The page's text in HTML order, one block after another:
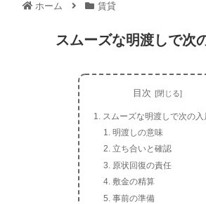
ホーム 賃貸
スムーズな明渡しで次
目次
スムーズな明渡しで次の入
明渡しの意味
立ち合いと確認
原状回復の責任
敷金の精算
事前の準備